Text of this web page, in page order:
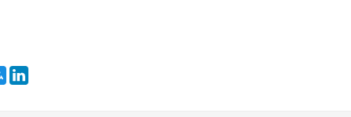
курортов в мире
и Белый дом: как президент США стал крупным